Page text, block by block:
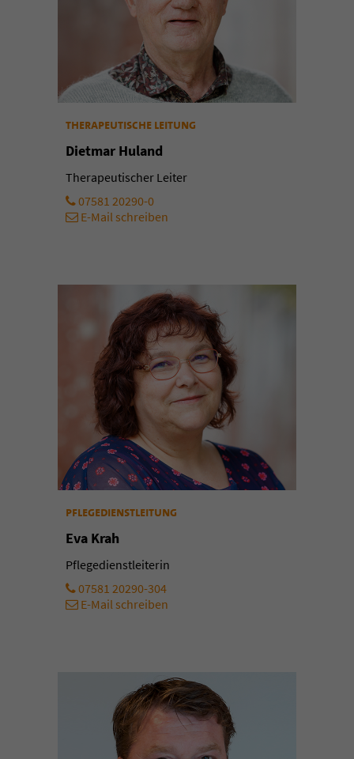
therapeutische leitung
Dietmar Huland
Therapeutischer Leiter
07581 20290-0
E-Mail schreiben
pflegedienstleitung
Eva Krah
Pflegedienstleiterin
07581 20290-304
E-Mail schreiben